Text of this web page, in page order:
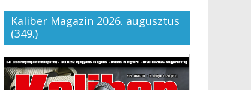
Kaliber Magazin 2026. augusztus
(349.)